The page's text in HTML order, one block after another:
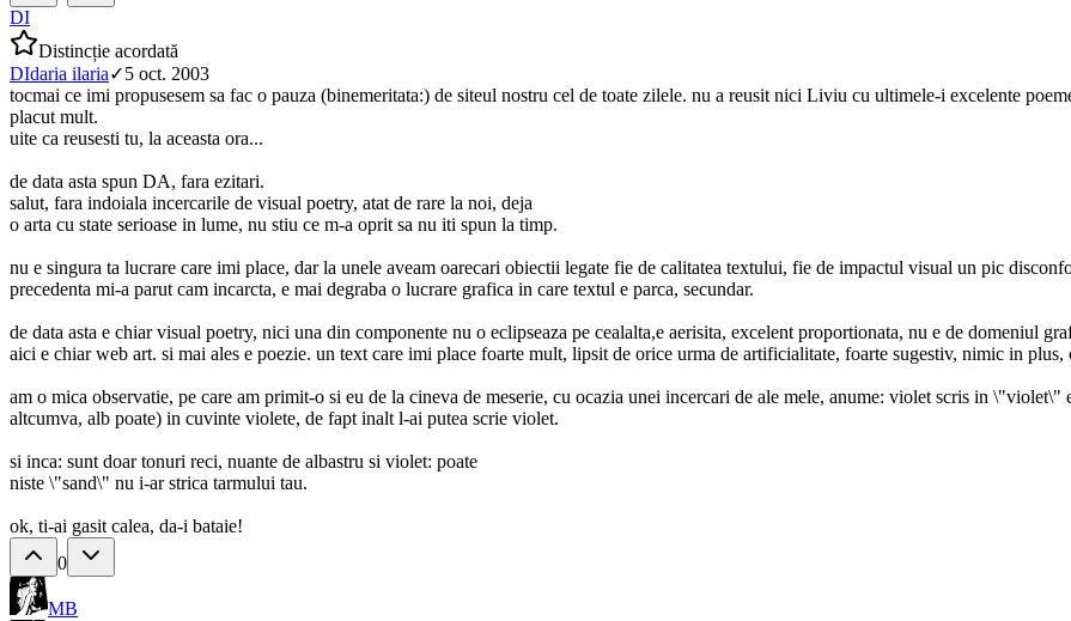
DI
Distincție acordată
DIdaria ilaria✓5 oct. 2003
tocmai ce imi propusesem sa fac o pauza (binemeritata:) de siteul nostru cel de toate zilele. nu a reusit nici Liviu cu ultimele-i excelente
placut mult.
uite ca reusesti tu, la aceasta ora...
de data asta spun DA, fara ezitari.
salut, fara indoiala incercarile de visual poetry, atat de rare la noi, deja
o arta cu state serioase in lume, nu stiu ce m-a oprit sa nu iti spun la timp.
nu e singura ta lucrare care imi place, dar la unele aveam oarecari obiectii legate fie de calitatea textului, fie de impactul visual un pic
precedenta mi-a parut cam incarcta, e mai degraba o lucrare grafica in care textul e parca, secundar.
de data asta e chiar visual poetry, nici una din componente nu o eclipseaza pe cealalta,e aerisita, excelent proportionata, nu e de domeniul
aici e chiar web art. si mai ales e poezie. un text care imi place foarte mult, lipsit de orice urma de artificialitate, foarte sugestiv, nimic in plus,
am o mica observatie, pe care am primit-o si eu de la cineva de meserie, cu ocazia unei incercari de ale mele, anume: violet scris in
altcumva, alb poate) in cuvinte violete, de fapt inalt l-ai putea scrie violet.
si inca: sunt doar tonuri reci, nuante de albastru si violet: poate
niste \"sand\" nu i-ar strica tarmului tau.
ok, ti-ai gasit calea, da-i bataie!
0
MB